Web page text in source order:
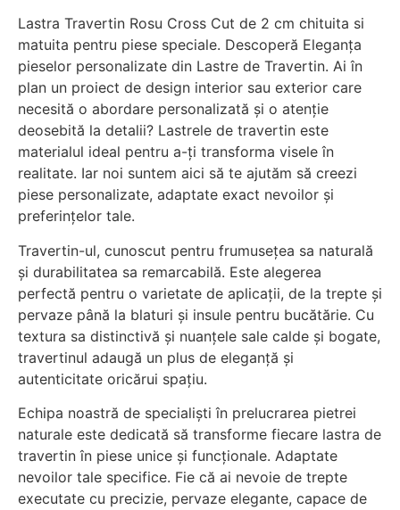
Lastra Travertin Rosu Cross Cut de 2 cm chituita si
matuita pentru piese speciale. Descoperă Eleganța
pieselor personalizate din Lastre de Travertin. Ai în
plan un proiect de design interior sau exterior care
necesită o abordare personalizată și o atenție
deosebită la detalii? Lastrele de travertin este
materialul ideal pentru a-ți transforma visele în
realitate. Iar noi suntem aici să te ajutăm să creezi
piese personalizate, adaptate exact nevoilor și
preferințelor tale.
Travertin-ul, cunoscut pentru frumusețea sa naturală
și durabilitatea sa remarcabilă. Este alegerea
perfectă pentru o varietate de aplicații, de la trepte și
pervaze până la blaturi și insule pentru bucătărie. Cu
textura sa distinctivă și nuanțele sale calde și bogate,
travertinul adaugă un plus de eleganță și
autenticitate oricărui spațiu.
Echipa noastră de specialiști în prelucrarea pietrei
naturale este dedicată să transforme fiecare lastra de
travertin în piese unice și funcționale. Adaptate
nevoilor tale specifice. Fie că ai nevoie de trepte
executate cu precizie, pervaze elegante, capace de